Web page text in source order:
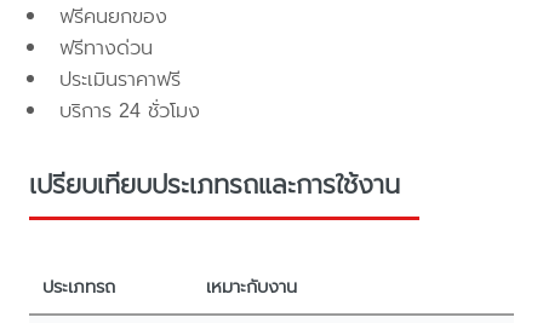
ฟรีคนยกของ
ฟรีทางด่วน
ประเมินราคาฟรี
บริการ 24 ชั่วโมง
เปรียบเทียบประเภทรถและการใช้งาน
ประเภทรถ เหมาะกับงาน